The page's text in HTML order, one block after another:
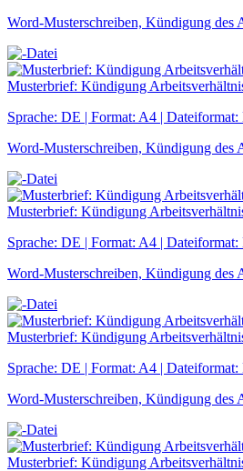
Word-Musterschreiben, Kündigung des
Musterbrief: Kündigung
Sprache: DE | Format: A4 |
Word-Musterschreiben, Kündigung des
Musterbrief: Kündigung
Sprache: DE | Format: A4 |
Word-Musterschreiben, Kündigung des
Musterbrief: Kündigung
Sprache: DE | Format: A4 |
Word-Musterschreiben, Kündigung des
Musterbrief: Kündigung